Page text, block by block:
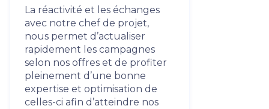
La réactivité et les échanges
avec notre chef de projet,
nous permet d’actualiser
rapidement les campagnes
selon nos offres et de profiter
pleinement d’une bonne
expertise et optimisation de
celles-ci afin d’atteindre nos